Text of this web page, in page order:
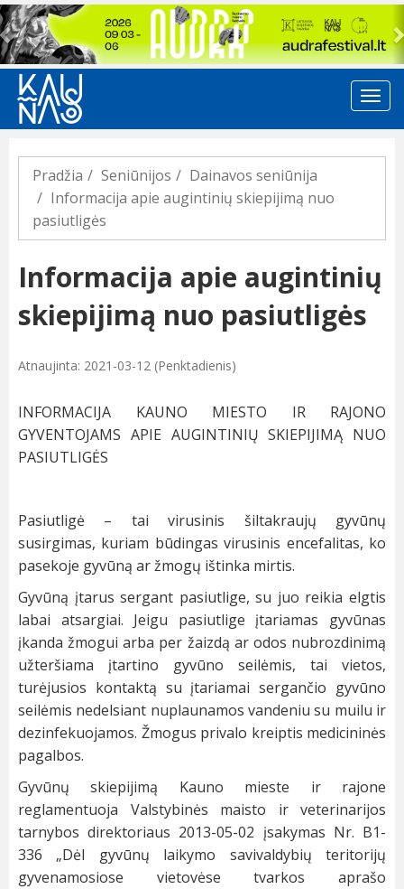
Previous
Pradžia Seniūnijos
Dainavos seniūnija
Informacija apie augintinių skiepijimą nuo
pasiutligės
Informacija apie augintinių
skiepijimą nuo pasiutligės
Atnaujinta: 2021-03-12 (Penktadienis)
INFORMACIJA KAUNO MIESTO IR RAJONO
GYVENTOJAMS APIE AUGINTINIŲ SKIEPIJIMĄ NUO
PASIUTLIGĖS
Pasiutligė – tai virusinis šiltakraujų gyvūnų
susirgimas, kuriam būdingas virusinis encefalitas, ko
pasekoje gyvūną ar žmogų ištinka mirtis.
Gyvūną įtarus sergant pasiutlige, su juo reikia elgtis
labai atsargiai. Jeigu pasiutlige įtariamas gyvūnas
įkanda žmogui arba per žaizdą ar odos nubrozdinimą
užteršiama įtartino gyvūno seilėmis, tai vietos,
turėjusios kontaktą su įtariamai sergančio gyvūno
seilėmis nedelsiant nuplaunamos vandeniu su muilu ir
dezinfekuojamos. Žmogus privalo kreiptis medicininės
pagalbos.
Gyvūnų skiepijimą Kauno mieste ir rajone
reglamentuoja Valstybinės maisto ir veterinarijos
tarnybos direktoriaus 2013-05-02 įsakymas Nr. B1-
336 „Dėl gyvūnų laikymo savivaldybių teritorijų
gyvenamosiose vietovėse tvarkos aprašo